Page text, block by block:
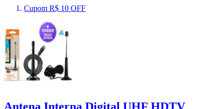
Cupom R$ 10 OFF